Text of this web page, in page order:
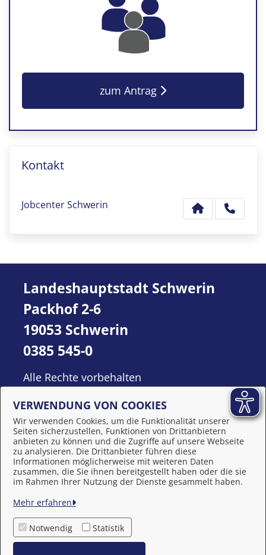
zum Antrag
Kontakt
Jobcenter Schwerin
Behördennummer 115
Landeshauptstadt Schwerin
Packhof 2-6
19053 Schwerin
0385 545-0
Alle Rechte vorbehalten
Impressum
Datenschutzerklärung
VERWENDUNG VON COOKIES
Wir verwenden Cookies, um die Funktionalität unserer
Seiten sicherzustellen, Funktionen von Drittanbietern
anbieten zu können und die Zugriffe auf unsere Webseite
zu analysieren. Die Drittanbieter führen diese
Informationen möglicherweise mit weiteren Daten
zusammen, die Sie ihnen bereitgestellt haben oder die sie
im Rahmen Ihrer Nutzung der Dienste gesammelt haben.
Mehr erfahren
Notwendig Statistik